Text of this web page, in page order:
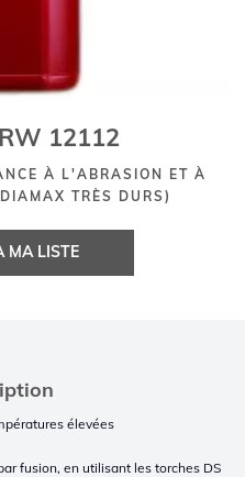
12112
À L'ABRASION ET À
TRÈS DURS)
MA LISTE
élevées
fusion, en utilisant les torches DS